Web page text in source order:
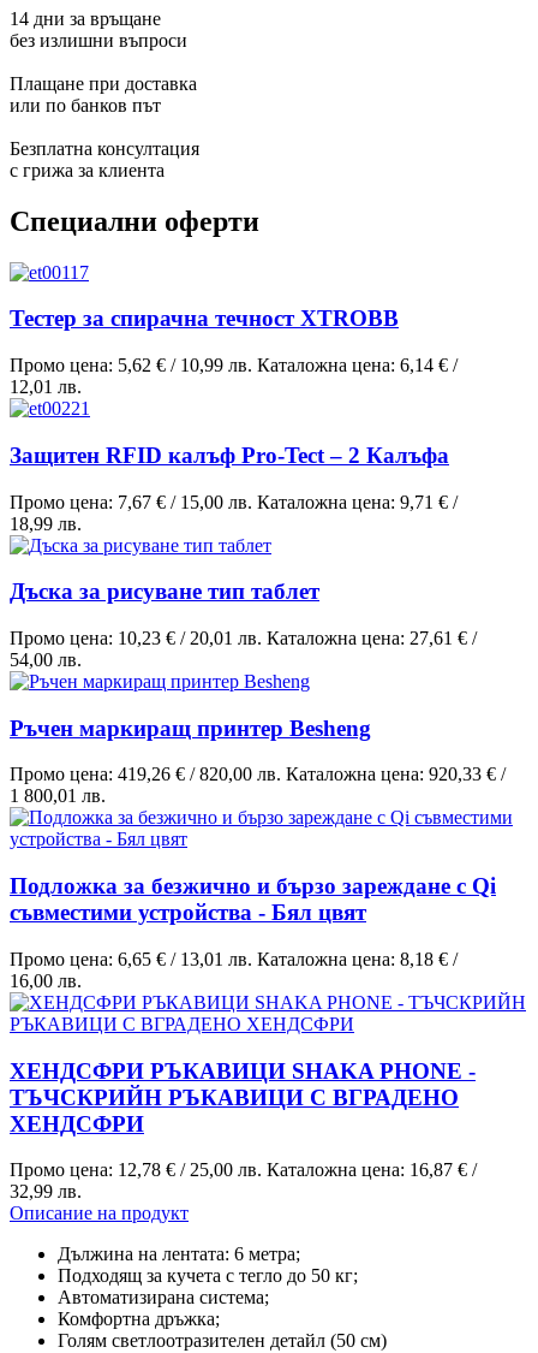
14 дни за връщане
без излишни въпроси
Плащане при доставка
или по банков път
Безплатна консултация
с грижа за клиента
Специални оферти
Тестер за спирачна течност XTROBB
Промо цена: 5,62 € / 10,99 лв. Каталожна цена: 6,14 € /
12,01 лв.
Защитен RFID калъф Pro-Tect – 2 Калъфа
Промо цена: 7,67 € / 15,00 лв. Каталожна цена: 9,71 € /
18,99 лв.
Дъска за рисуване тип таблет
Промо цена: 10,23 € / 20,01 лв. Каталожна цена: 27,61 € /
54,00 лв.
Ръчен маркиращ принтер Besheng
Промо цена: 419,26 € /820,00 лв. Каталожна цена: 920,33 € /
1 800,01 лв.
Подложка за безжично и бързо зареждане с Qi
съвместими устройства - Бял цвят
Промо цена: 6,65 € / 13,01 лв. Каталожна цена: 8,18 € /
16,00 лв.
ХЕНДСФРИ РЪКАВИЦИ SHAKA PHONE -
ТЪЧСКРИЙН РЪКАВИЦИ С ВГРАДЕНО
ХЕНДСФРИ
Промо цена: 12,78 € / 25,00 лв. Каталожна цена: 16,87 € /
32,99 лв.
Описание на продукт
Дължина на лентата: 6 метра;
Подходящ за кучета с тегло до 50 кг;
Автоматизирана система;
Комфортна дръжка;
Голям светлоотразителен детайл (50 см)